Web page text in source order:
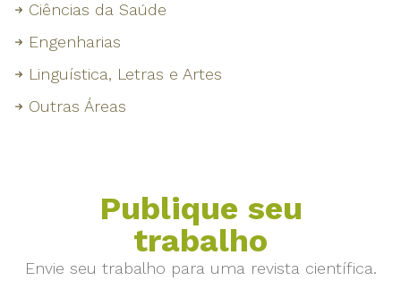
Ciências da Saúde
Engenharias
Linguística, Letras e Artes
Outras Áreas
Publique seu
trabalho
Envie seu trabalho para uma revista científica.